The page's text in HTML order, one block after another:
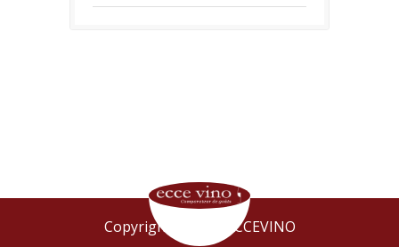
Copyright © 2015 ECCEVINO